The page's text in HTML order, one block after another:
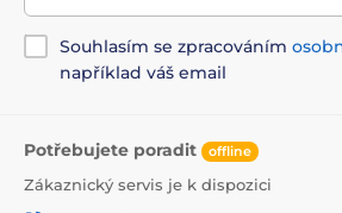
Souhlasím se zpracováním
například váš email
Potřebujete poradit offline
Zákaznický servis je k dispozici